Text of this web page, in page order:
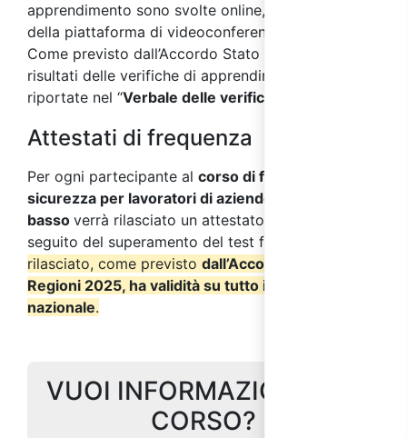
apprendimento sono svolte online, per mezzo
della piattaforma di videoconferenza sincrona.
Come previsto dall’Accordo Stato Regioni 2025, i
risultati delle verifiche di apprendimento saranno
riportate nel “Verbale delle verifiche finali
Attestati di frequenza
Per ogni partecipante al corso di formazione sulla
sicurezza per lavoratori di aziende a rischio
basso verrà rilasciato un attestato di frequenza a
seguito del superamento del test finale.
rilasciato, come previsto dall’Accordo Stato
Regioni 2025, ha validità su tutto il territorio
nazionale.
VUOI INFORMAZIONI SUL
CORSO?